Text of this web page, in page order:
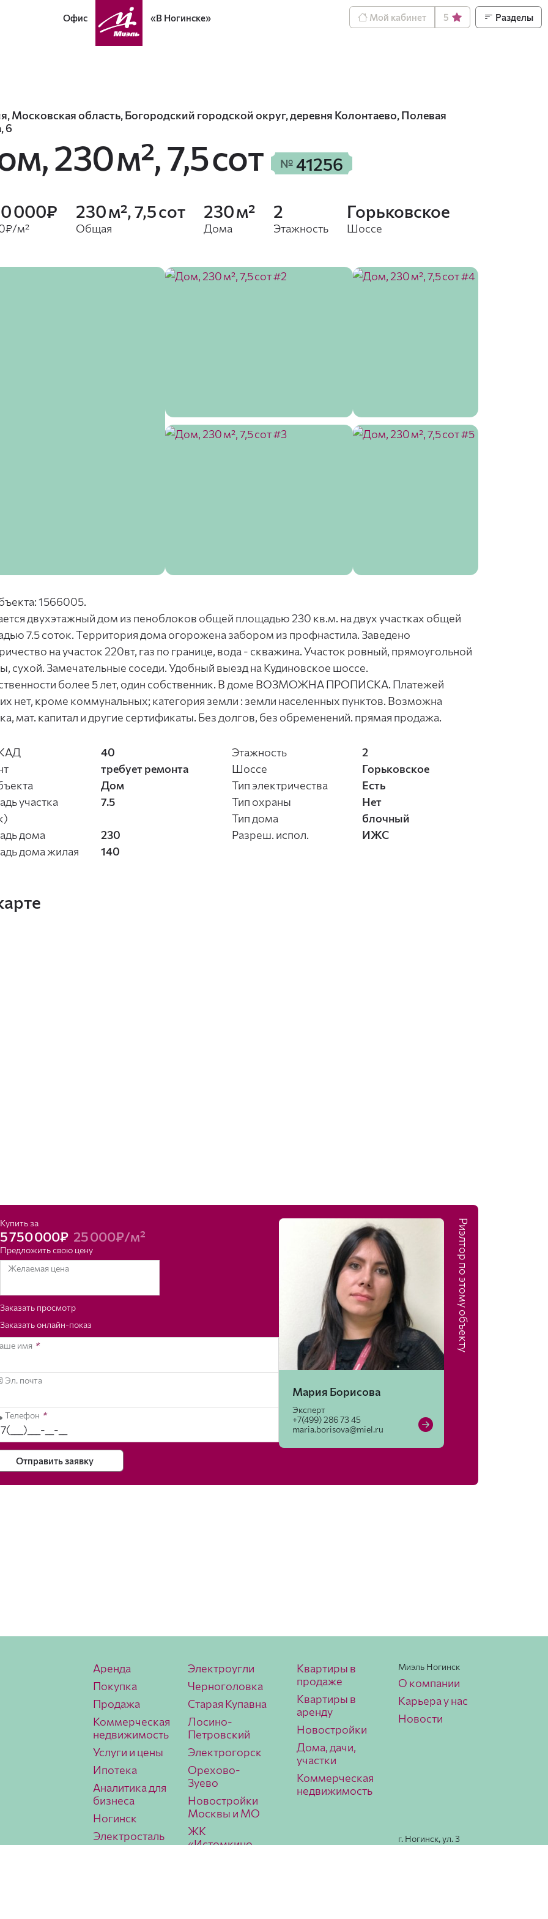
Мой кабинет 5 Разделы
Офис «В Ногинске»
Московская область, Богородский городской округ, деревня Колонтаево, Полевая
6
230 м², 7,5 сот № 41256
000₽
м²
230 м², 7,5 сот
Общая
230 м²
Дома
2
Этажность
Горьковское
Шоссе
1566005.
двухэтажный дом из пеноблоков общей площадью 230 кв.м. на двух участках общей
7.5 соток. Территория дома огорожена забором из профнастила. Заведено
на участок 220вт, газ по границе, вода - скважина. Участок ровный, прямоугольной
сухой. Замечательные соседи. Удобный выезд на Кудиновское шоссе.
более 5 лет, один собственник. В доме ВОЗМОЖНА ПРОПИСКА. Платежей
нет, кроме коммунальных; категория земли : земли населенных пунктов. Возможна
мат. капитал и другие сертификаты. Без долгов, без обременений. прямая продажа.
40
требует ремонта
Дом
участка
7.5
дома
230
дома жилая
140
Этажность
2
Шоссе
Горьковское
Тип электричества
Есть
Тип охраны
Нет
Тип дома
блочный
Разреш. испол.
ИЖС
Риэлтор по этому объекту
Мария Борисова
Эксперт
+7(499) 286 73 45
maria.borisova@miel.ru
Купить за
5 750 000₽ 25 000₽/м²
Предложить свою цену
Желаемая цена
Заказать просмотр
Заказать онлайн-показ
имя *
Эл. почта
Телефон *
Отправить заявку
Аренда
Покупка
Продажа
Коммерческая
недвижимость
Услуги и цены
Ипотека
Аналитика для
бизнеса
Ногинск
Электросталь
Электроугли
Черноголовка
Старая Купавна
Лосино-
Петровский
Электрогорск
Орехово-
Зуево
Новостройки
Москвы и МО
ЖК
«Истомкино
Квартиры в
продаже
Квартиры в
аренду
Новостройки
Дома, дачи,
участки
Коммерческая
недвижимость
Миэль Ногинск
О компании
Карьера у нас
Новости
г. Ногинск, ул. 3
Интерна­ционала,